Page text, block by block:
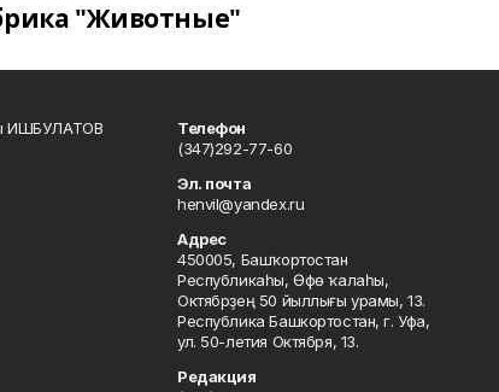
"Животные"
ИШБУЛАТОВ
Телефон
(347)292-77-60
Эл. почта
henvil@yandex.ru
Адрес
450005, Башҡортостан
Республикаһы, Өфө ҡалаһы,
Октябрҙең 50 йыллығы урамы, 13.
Республика Башкортостан, г. Уфа,
ул. 50-летия Октября, 13.
Редакция